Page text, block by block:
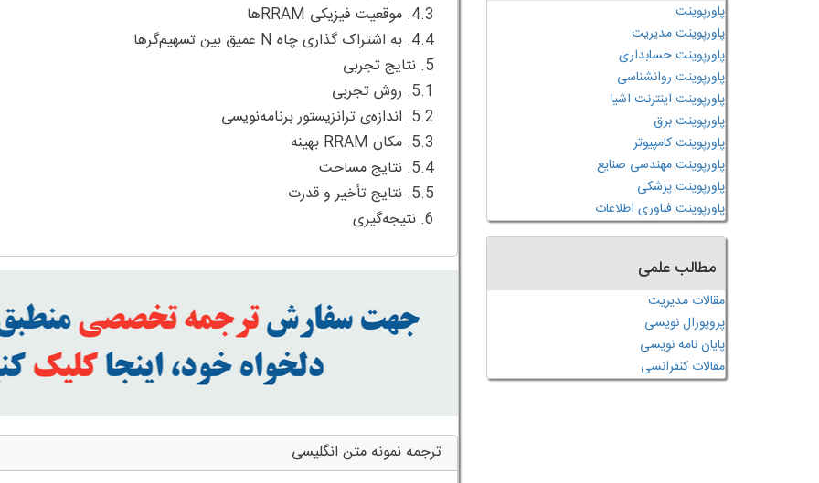
6. نتیجه‌گیری
ترجمه نمونه متن انگلیسی
پاورپوینت
پاورپوینت مدیریت
پاورپوینت حسابداری
پاورپوینت روانشناسی
پاورپوینت اینترنت اشیا
پاورپوینت برق
پاورپوینت کامپیوتر
پاورپوینت مهندسی صنایع
پاورپوینت پزشکی
پاورپوینت فناوری اطلاعات
مطالب علمی
مقالات مدیریت
پروپوزال نویسی
پایان نامه نویسی
مقالات کنفرانسی